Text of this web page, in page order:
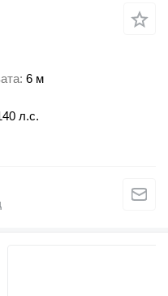
6 м
л.с.